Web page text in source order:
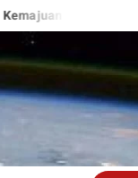
Ekonomi Dunia